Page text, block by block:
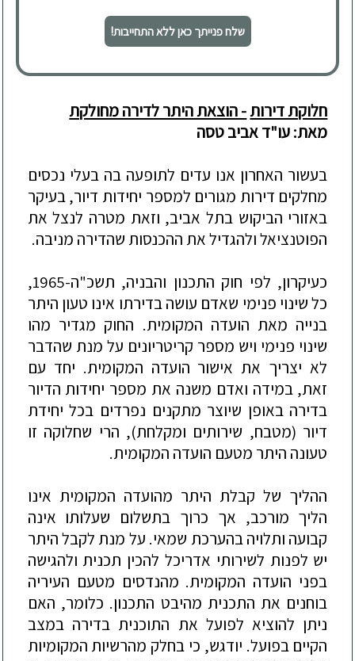
שלח פנייתך כאן ללא התחייבות!
חלוקת דירות- הוצאת היתר לדירה מחולקת
מאת: עו"ד אביב טסה
בעשור האחרון אנו עדים לתופעה בה בעלי נכסים
מחלקים דירות מגורים למספר יחידות דיור, בעיקר
באזורי הביקוש בתל אביב, וזאת מטרה לנצל את
הפוטנציאל ולהגדיל את ההכנסות שהדירה מניבה.
כעיקרון, לפי חוק התכנון והבניה, תשכ"ה-1965
,
כל שינוי פנימי שאדם עושה בדירתו אינו טעון היתר
בנייה מאת הועדה המקומית. החוק מגדיר מהו
שינוי פנימי ויש מספר קריטריונים על מנת שהדבר
לא יצריך את אישור הועדה המקומית. יחד עם
זאת, במידה ואדם משנה את מספר יחידות הדיור
בדירה באופן שיוצר מתקנים נפרדים בכל יחידת
דיור (מטבח, שירותים ומקלחת), הרי שחלוקה זו
טעונה היתר מטעם הועדה המקומית.
ההליך של קבלת היתר מהועדה המקומית אינו
הליך מורכב, אך כרוך בתשלום שעלותו אינה
קבועה ותלויה בהערכת שמאי. על מנת לקבל היתר
יש לפנות לשירותי אדריכל להכין תכנית ולהגישה
בפני הועדה המקומית. מהנדסים מטעם העיריה
בוחנים את התכנית מהיבט התכנון. כלומר, האם
ניתן להוציא לפועל את התוכנית בדירה במצב
הקיים בפועל. יודגש, כי בחלק מהרשיות המקומיות